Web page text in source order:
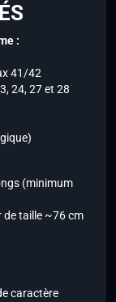
:
41/42
24, 27 et 28
(minimum
de taille ~76 cm
caractère